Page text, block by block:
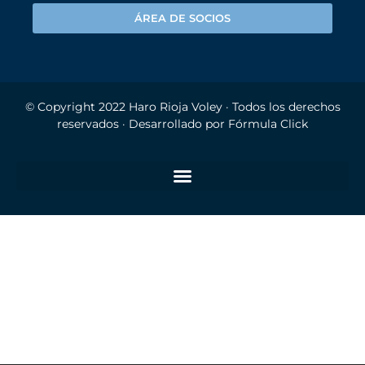
ÁREA DE SOCIOS
© Copyright 2022 Haro Rioja Voley· Todos los derechos
reservados · Desarrollado por Fórmula Click